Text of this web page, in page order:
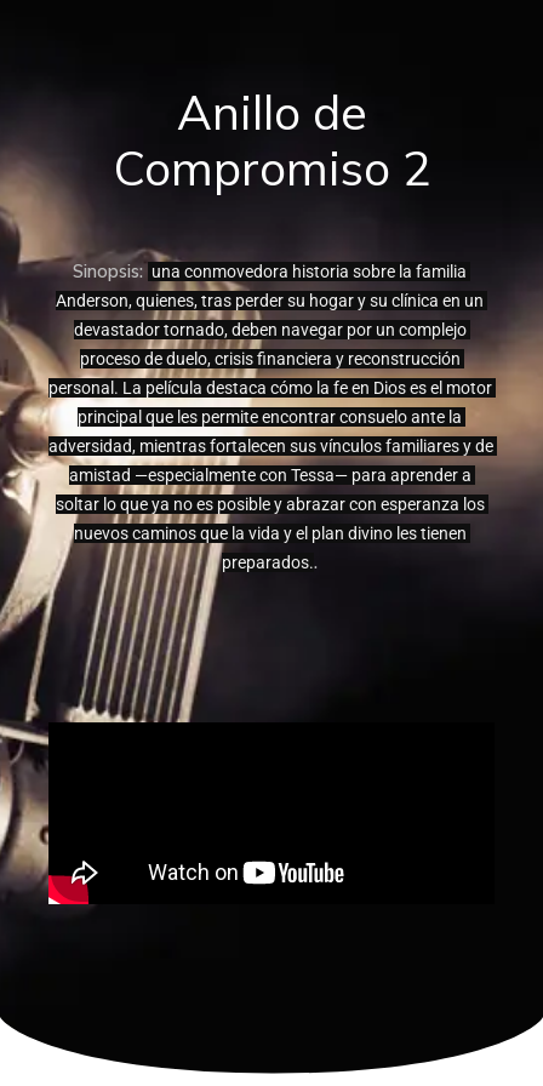
Anillo de
Compromiso 2
Sinopsis: una conmovedora historia sobre la familia
Anderson, quienes, tras perder su hogar y su clínica en un
devastador tornado, deben navegar por un complejo
proceso de duelo, crisis financiera y reconstrucción
personal. La película destaca cómo la fe en Dios es el motor
principal que les permite encontrar consuelo ante la
adversidad, mientras fortalecen sus vínculos familiares y de
amistad —especialmente con Tessa— para aprender a
soltar lo que ya no es posible y abrazar con esperanza los
nuevos caminos que la vida y el plan divino les tienen
preparados..